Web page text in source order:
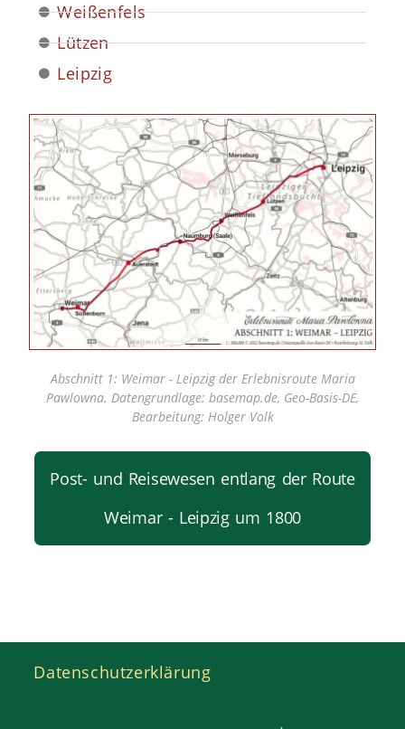
Weißenfels
Lützen
Leipzig
Abschnitt 1: Weimar - Leipzig der Erlebnisroute Maria
Pawlowna. Datengrundlage: basemap.de, Geo-Basis-DE,
Bearbeitung: Holger Volk
Post- und Reisewesen entlang der Route
Weimar - Leipzig um 1800
Datenschutzerklärung